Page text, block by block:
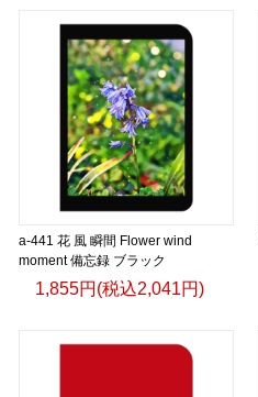
a-441 花 風 瞬間 Flower wind
moment 備忘録 ブラック
1,855円(税込2,041円)